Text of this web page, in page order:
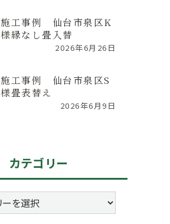
施工事例 仙台市泉区K
様縁なし畳入替
2026年6月26日
施工事例 仙台市泉区S
様畳表替え
2026年6月9日
カテゴリー